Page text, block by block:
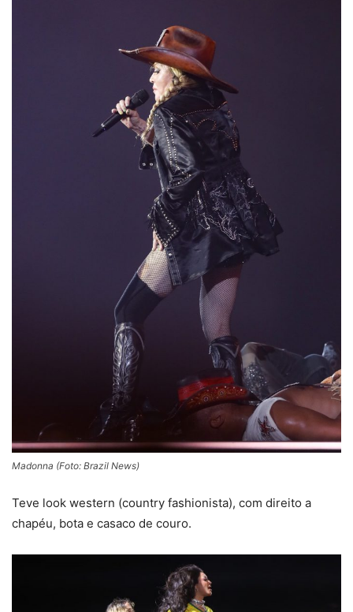
Madonna (Foto: Brazil News)
Teve look western (country fashionista), com direito a
chapéu, bota e casaco de couro.